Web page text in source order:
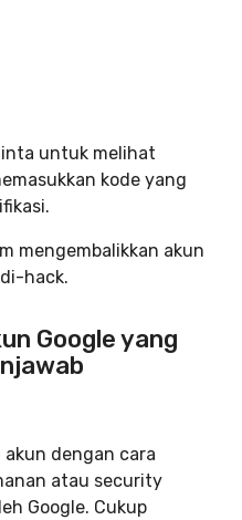
untuk melihat
kode yang
mengembalikkan akun
hack.
Google yang
akun dengan cara
atau security
Google. Cukup